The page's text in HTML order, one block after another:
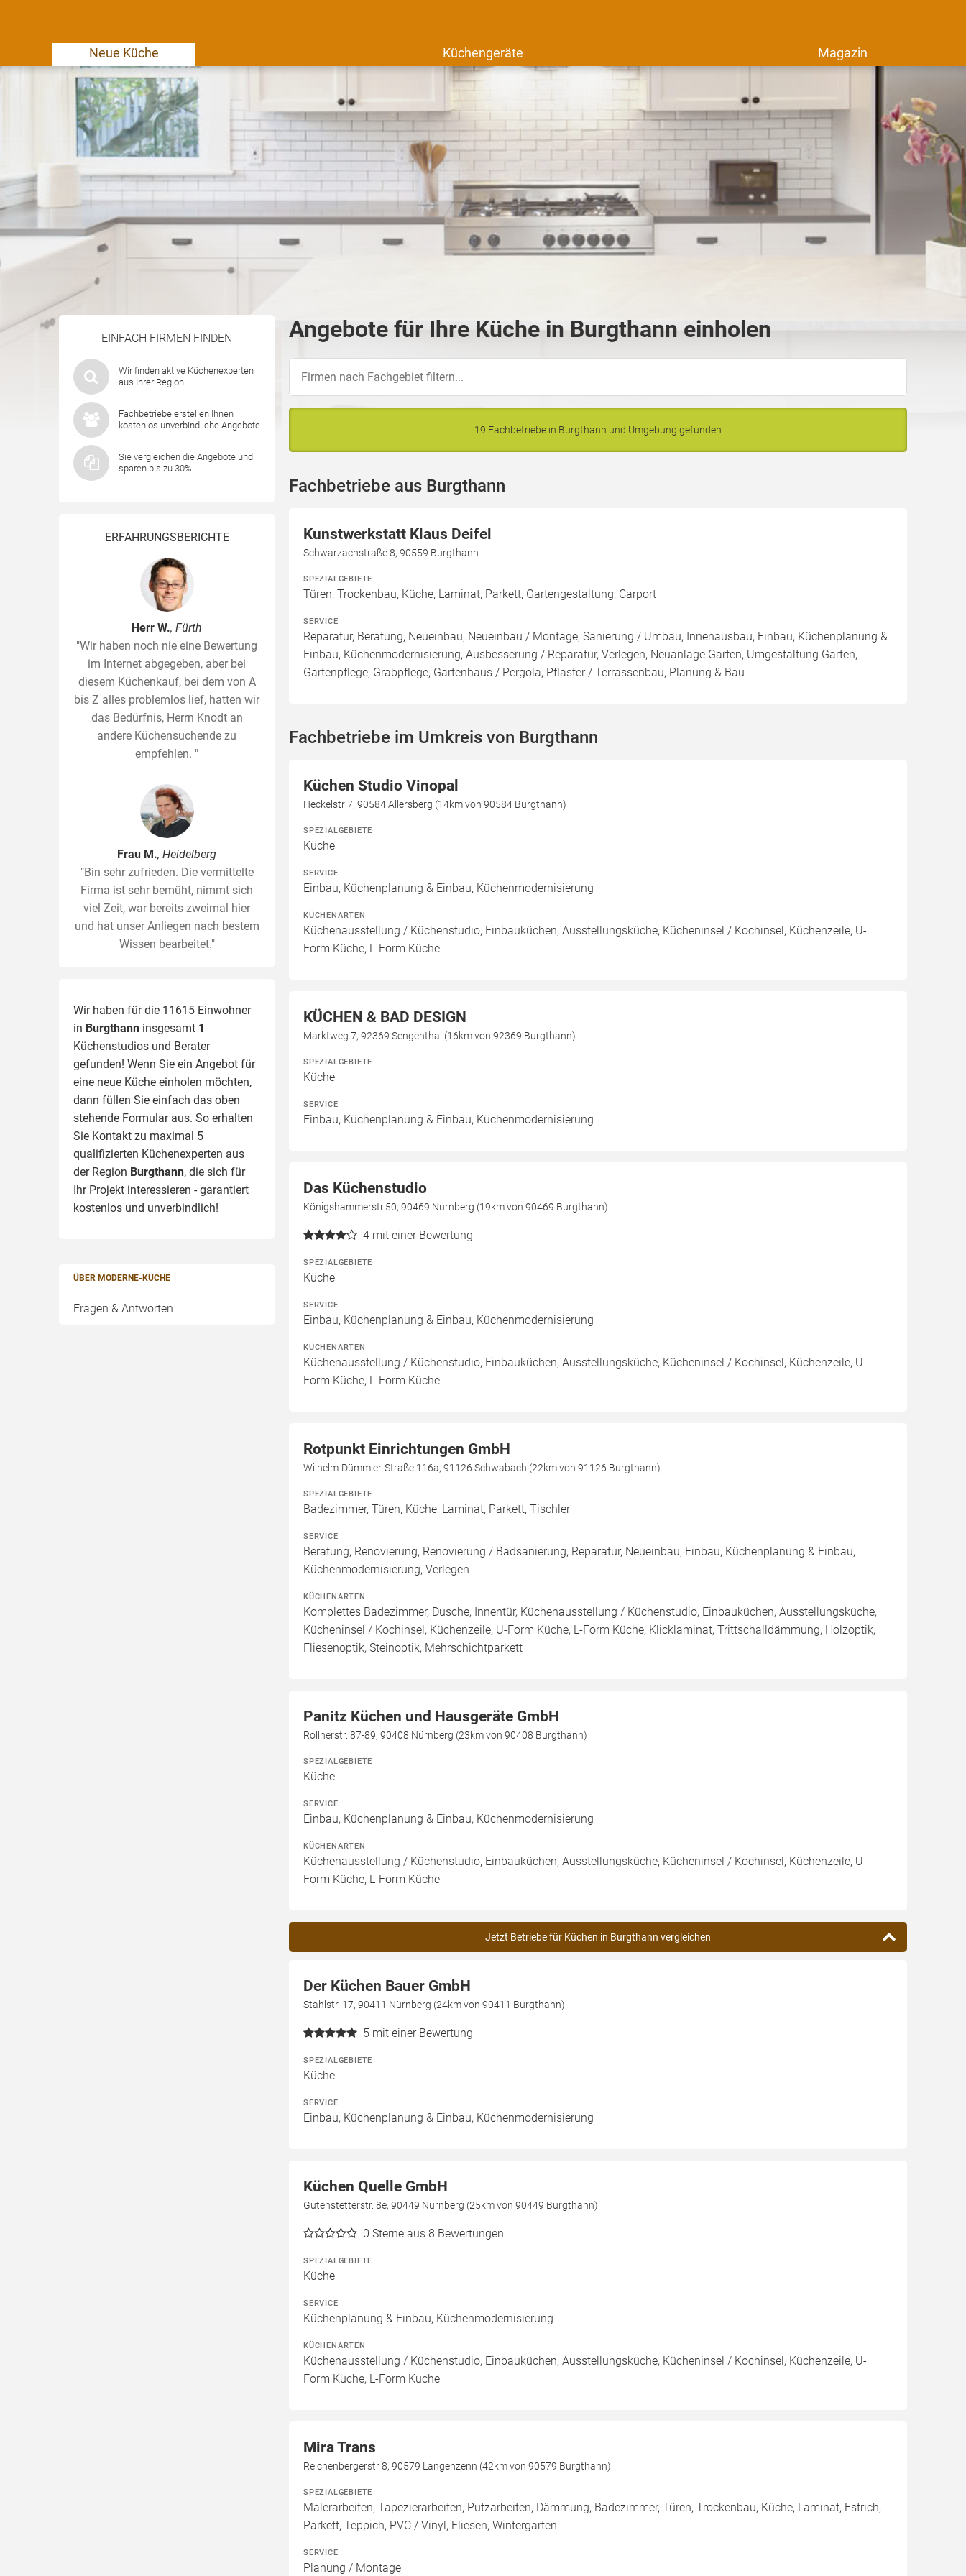
Neue Küche Küchengeräte Magazin
EINFACH FIRMEN FINDEN
Wir finden aktive Küchenexperten
aus Ihrer Region
Fachbetriebe erstellen Ihnen
kostenlos unverbindliche Angebote
Sie vergleichen die Angebote und
sparen bis zu 30%
ERFAHRUNGSBERICHTE
Herr W., Fürth
"Wir haben noch nie eine Bewertung
im Internet abgegeben, aber bei
diesem Küchenkauf, bei dem von A
bis Z alles problemlos lief, hatten wir
das Bedürfnis, Herrn Knodt an
andere Küchensuchende zu
empfehlen. "
Frau M., Heidelberg
"Bin sehr zufrieden. Die vermittelte
Firma ist sehr bemüht, nimmt sich
viel Zeit, war bereits zweimal hier
und hat unser Anliegen nach bestem
Wissen bearbeitet."
Wir haben für die 11615 Einwohner
in Burgthann insgesamt 1
Küchenstudios und Berater
gefunden! Wenn Sie ein Angebot für
eine neue Küche einholen möchten,
dann füllen Sie einfach das oben
stehende Formular aus. So erhalten
Sie Kontakt zu maximal 5
qualifizierten Küchenexperten aus
der Region Burgthann, die sich für
Ihr Projekt interessieren - garantiert
kostenlos und unverbindlich!
ÜBER MODERNE-KÜCHE
Fragen & Antworten
Angebote für Ihre Küche in Burgthann einholen
19 Fachbetriebe in Burgthann und Umgebung gefunden
Fachbetriebe aus Burgthann
Kunstwerkstatt Klaus Deifel
Schwarzachstraße 8, 90559 Burgthann
SPEZIALGEBIETE
Türen, Trockenbau, Küche, Laminat, Parkett, Gartengestaltung, Carport
SERVICE
Reparatur, Beratung, Neueinbau, Neueinbau / Montage, Sanierung / Umbau, Innenausbau, Einbau, Küchenplanung &
Einbau, Küchenmodernisierung, Ausbesserung / Reparatur, Verlegen, Neuanlage Garten, Umgestaltung Garten,
Gartenpflege, Grabpflege, Gartenhaus / Pergola, Pflaster / Terrassenbau, Planung & Bau
Fachbetriebe im Umkreis von Burgthann
Küchen Studio Vinopal
Heckelstr 7, 90584 Allersberg (14km von 90584 Burgthann)
SPEZIALGEBIETE
Küche
SERVICE
Einbau, Küchenplanung & Einbau, Küchenmodernisierung
KÜCHENARTEN
Küchenausstellung / Küchenstudio, Einbauküchen, Ausstellungsküche, Kücheninsel / Kochinsel, Küchenzeile, U-
Form Küche, L-Form Küche
KÜCHEN & BAD DESIGN
Marktweg 7, 92369 Sengenthal (16km von 92369 Burgthann)
SPEZIALGEBIETE
Küche
SERVICE
Einbau, Küchenplanung & Einbau, Küchenmodernisierung
Das Küchenstudio
Königshammerstr.50, 90469 Nürnberg (19km von 90469 Burgthann)
4 mit einer Bewertung
SPEZIALGEBIETE
Küche
SERVICE
Einbau, Küchenplanung & Einbau, Küchenmodernisierung
KÜCHENARTEN
Küchenausstellung / Küchenstudio, Einbauküchen, Ausstellungsküche, Kücheninsel / Kochinsel, Küchenzeile, U-
Form Küche, L-Form Küche
Rotpunkt Einrichtungen GmbH
Wilhelm-Dümmler-Straße 116a, 91126 Schwabach (22km von 91126 Burgthann)
SPEZIALGEBIETE
Badezimmer, Türen, Küche, Laminat, Parkett, Tischler
SERVICE
Beratung, Renovierung, Renovierung / Badsanierung, Reparatur, Neueinbau, Einbau, Küchenplanung & Einbau,
Küchenmodernisierung, Verlegen
KÜCHENARTEN
Komplettes Badezimmer, Dusche, Innentür, Küchenausstellung / Küchenstudio, Einbauküchen, Ausstellungsküche,
Kücheninsel / Kochinsel, Küchenzeile, U-Form Küche, L-Form Küche, Klicklaminat, Trittschalldämmung, Holzoptik,
Fliesenoptik, Steinoptik, Mehrschichtparkett
Panitz Küchen und Hausgeräte GmbH
Rollnerstr. 87-89, 90408 Nürnberg (23km von 90408 Burgthann)
SPEZIALGEBIETE
Küche
SERVICE
Einbau, Küchenplanung & Einbau, Küchenmodernisierung
KÜCHENARTEN
Küchenausstellung / Küchenstudio, Einbauküchen, Ausstellungsküche, Kücheninsel / Kochinsel, Küchenzeile, U-
Form Küche, L-Form Küche
Jetzt Betriebe für Küchen in Burgthann vergleichen
Der Küchen Bauer GmbH
Stahlstr. 17, 90411 Nürnberg (24km von 90411 Burgthann)
5 mit einer Bewertung
SPEZIALGEBIETE
Küche
SERVICE
Einbau, Küchenplanung & Einbau, Küchenmodernisierung
Küchen Quelle GmbH
Gutenstetterstr. 8e, 90449 Nürnberg (25km von 90449 Burgthann)
0 Sterne aus 8 Bewertungen
SPEZIALGEBIETE
Küche
SERVICE
Küchenplanung & Einbau, Küchenmodernisierung
KÜCHENARTEN
Küchenausstellung / Küchenstudio, Einbauküchen, Ausstellungsküche, Kücheninsel / Kochinsel, Küchenzeile, U-
Form Küche, L-Form Küche
Mira Trans
Reichenbergerstr 8, 90579 Langenzenn (42km von 90579 Burgthann)
SPEZIALGEBIETE
Malerarbeiten, Tapezierarbeiten, Putzarbeiten, Dämmung, Badezimmer, Türen, Trockenbau, Küche, Laminat, Estrich,
Parkett, Teppich, PVC / Vinyl, Fliesen, Wintergarten
SERVICE
Planung / Montage